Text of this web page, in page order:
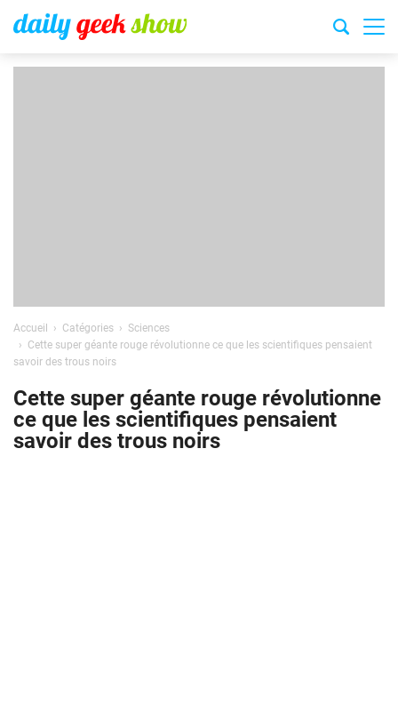
Accueil Catégories
Sciences
Cette super géante rouge révolutionne ce que les scientifiques pensaient
savoir des trous noirs
Cette super géante rouge révolutionne
ce que les scientifiques pensaient
savoir des trous noirs